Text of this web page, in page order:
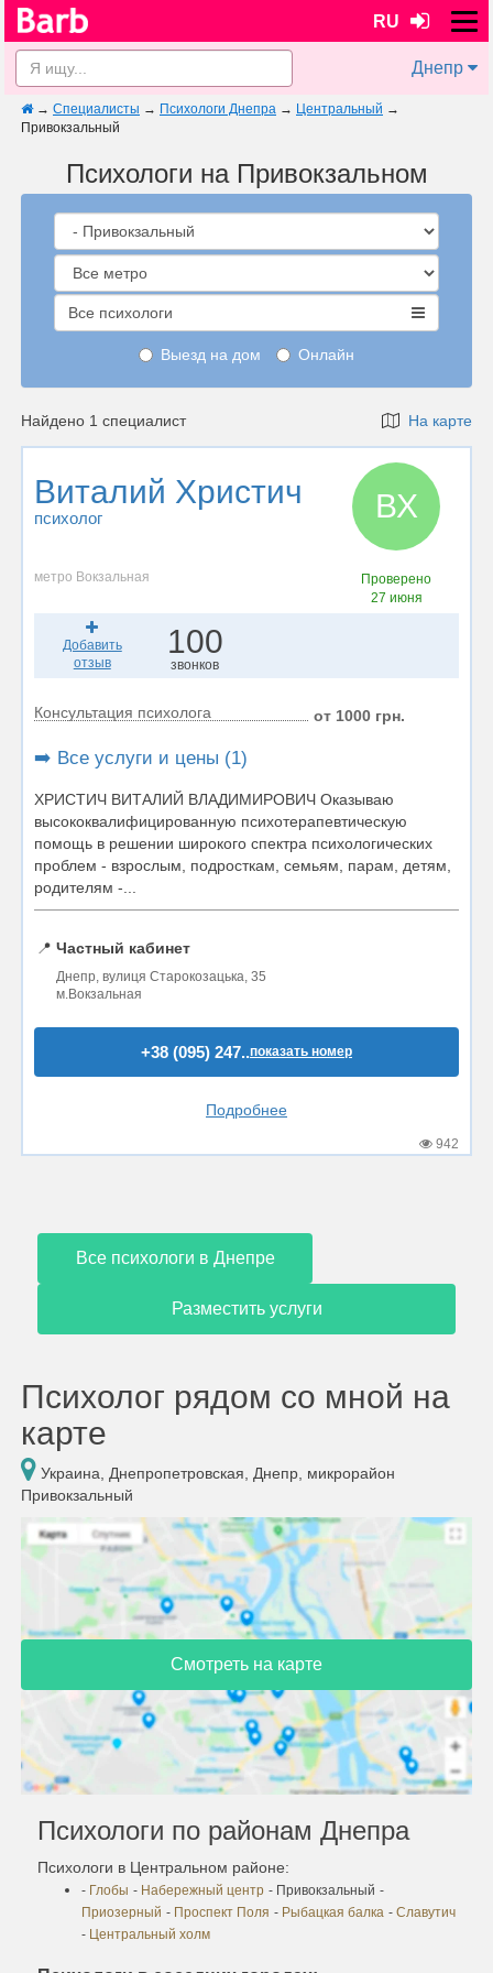
RU
Днепр
→ Специалисты → Психологи Днепра → Центральный →
Привокзальный
Психологи на Привокзальном
Все психологи
Выезд на дом Онлайн
Найдено 1 специалист На карте
Виталий Христич
психолог ВХ
метро Вокзальная
Проверено
27 июня
Добавить
отзыв
100
звонков
Консультация психолога от 1000 грн.
➡️ Все услуги и цены (1)
ХРИСТИЧ ВИТАЛИЙ ВЛАДИМИРОВИЧ Оказываю
высококвалифицированную психотерапевтическую
помощь в решении широкого спектра психологических
проблем - взрослым, подросткам, семьям, парам, детям,
родителям -...
📍 Частный кабинет
Днепр, вулиця Старокозацька, 35
м.Вокзальная
+38 (095) 247..показать номер
Подробнее
942
Все психологи в Днепре
Разместить услуги
Психолог рядом со мной на
карте
Украина, Днепропетровская, Днепр, микрорайон
Привокзальный
Смотреть на карте
Психологи по районам Днепра
Психологи в Центральном районе:
- Глобы - Набережный центр - Привокзальный -
Приозерный - Проспект Поля - Рыбацкая балка - Славутич
- Центральный холм